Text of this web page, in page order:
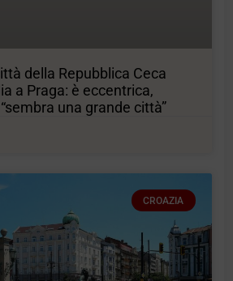
della Repubblica Ceca
a Praga: è eccentrica,
una grande città”
CROAZIA